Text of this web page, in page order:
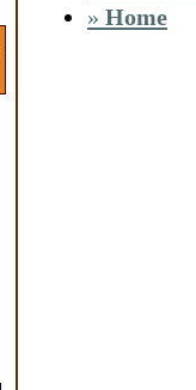
» Home